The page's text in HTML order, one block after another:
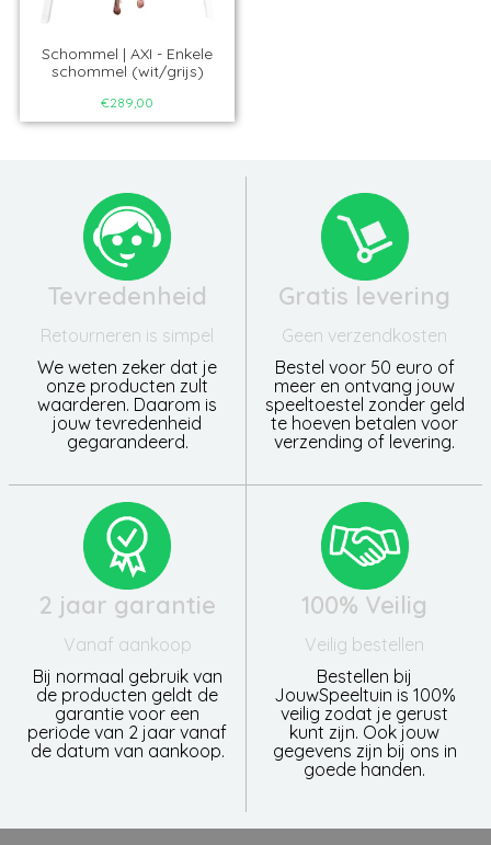
Schommel | AXI - Enkele
schommel (wit/grijs)
€289,00
Tevredenheid
Retourneren is simpel
We weten zeker dat je
onze producten zult
waarderen. Daarom is
jouw tevredenheid
gegarandeerd.
Gratis levering
Geen verzendkosten
Bestel voor 50 euro of
meer en ontvang jouw
speeltoestel zonder geld
te hoeven betalen voor
verzending of levering.
2 jaar garantie
Vanaf aankoop
Bij normaal gebruik van
de producten geldt de
garantie voor een
periode van 2 jaar vanaf
de datum van aankoop.
100% Veilig
Veilig bestellen
Bestellen bij
JouwSpeeltuin is 100%
veilig zodat je gerust
kunt zijn. Ook jouw
gegevens zijn bij ons in
goede handen.